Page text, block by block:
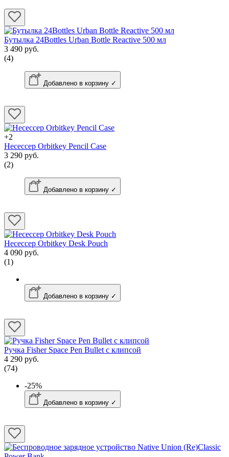
Бутылка 24Bottles Urban Bottle Reactive 500 мл
3 490 руб.
(4)
Добавлено в корзину ✓
+2
Несессер Orbitkey Pencil Case
3 290 руб.
(2)
Добавлено в корзину ✓
Несессер Orbitkey Desk Pouch
4 090 руб.
(1)
Добавлено в корзину ✓
Ручка Fisher Space Pen Bullet с клипсой
4 290 руб.
(74)
-25%
Добавлено в корзину ✓